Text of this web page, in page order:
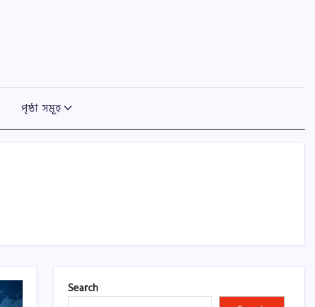
পৃষ্ঠা সমূহ
Search